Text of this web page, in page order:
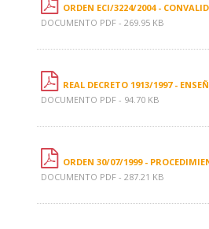
ORDEN ECI/3224/2004 -
DOCUMENTO PDF - 269.95 KB
REAL DECRETO 1913/1997 -
DOCUMENTO PDF - 94.70 KB
ORDEN 30/07/1999 -
DOCUMENTO PDF - 287.21 KB